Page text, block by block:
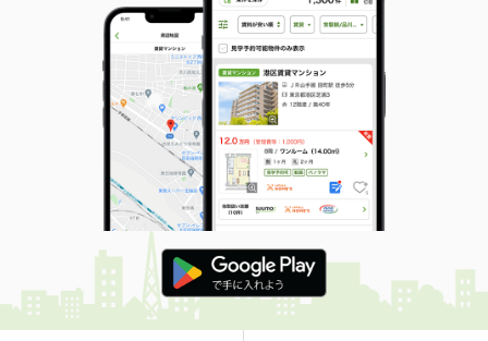
間取り
1LDK
福岡県福岡市博多区吉塚５
価 格
6.20万円
住 所
福岡県福岡市博多区吉塚５
専有面積 24.19m²
間取り
1K
福岡県福岡市東区唐原７丁目
価 格
5.70万円
住 所
福岡県福岡市東区唐原７丁目
専有面積